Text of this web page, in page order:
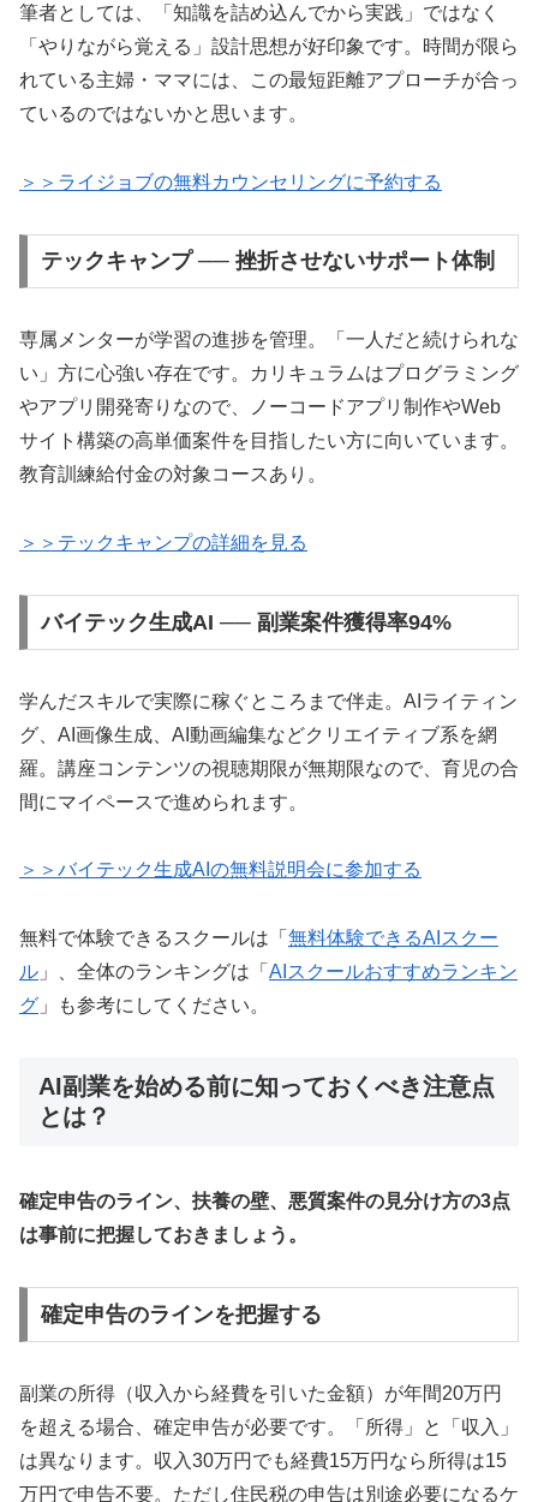
筆者としては、「知識を詰め込んでから実践」ではなく
「やりながら覚える」設計思想が好印象です。時間が限ら
れている主婦・ママには、この最短距離アプローチが合っ
ているのではないかと思います。
＞＞ライジョブの無料カウンセリングに予約する
テックキャンプ ── 挫折させないサポート体制
専属メンターが学習の進捗を管理。「一人だと続けられな
い」方に心強い存在です。カリキュラムはプログラミング
やアプリ開発寄りなので、ノーコードアプリ制作やWeb
サイト構築の高単価案件を目指したい方に向いています。
教育訓練給付金の対象コースあり。
＞＞テックキャンプの詳細を見る
バイテック生成AI ── 副業案件獲得率94%
学んだスキルで実際に稼ぐところまで伴走。AIライティン
グ、AI画像生成、AI動画編集などクリエイティブ系を網
羅。講座コンテンツの視聴期限が無期限なので、育児の合
間にマイペースで進められます。
＞＞バイテック生成AIの無料説明会に参加する
無料で体験できるスクールは「 無料体験できるAIスクー
ル 」、全体のランキングは「 AIスクールおすすめランキン
グ 」も参考にしてください。
AI副業を始める前に知っておくべき注意点
とは？
確定申告のライン、扶養の壁、悪質案件の見分け方の3点
は事前に把握しておきましょう。
確定申告のラインを把握する
副業の所得（収入から経費を引いた金額）が年間20万円
を超える場合、確定申告が必要です。「所得」と「収入」
は異なります。収入30万円でも経費15万円なら所得は15
万円で申告不要。ただし住民税の申告は別途必要になるケ